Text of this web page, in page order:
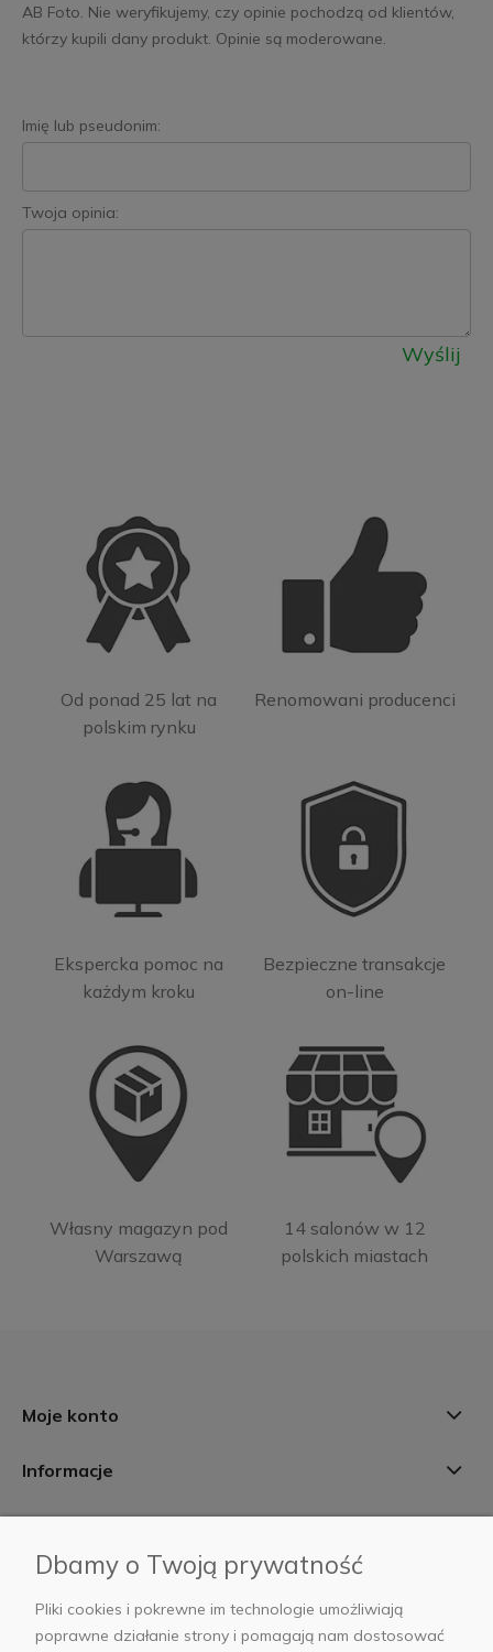
AB Foto. Nie weryfikujemy, czy opinie pochodzą od klientów,
którzy kupili dany produkt. Opinie są moderowane.
Imię lub pseudonim:
Twoja opinia:
Wyślij
Od ponad 25 lat na
polskim rynku
Renomowani producenci
Ekspercka pomoc na
każdym kroku
Bezpieczne transakcje
on-line
Własny magazyn pod
Warszawą
14 salonów w 12
polskich miastach
Moje konto
Informacje
AB Foto
Dbamy o Twoją prywatność
Pliki cookies i pokrewne im technologie umożliwiają
poprawne działanie strony i pomagają nam dostosować